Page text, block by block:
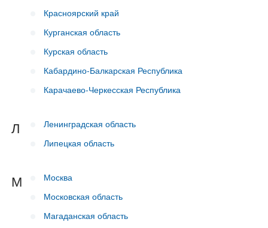
Красноярский край
Курганская область
Курская область
Кабардино-Балкарская Республика
Карачаево-Черкесская Республика
Л
Ленинградская область
Липецкая область
М
Москва
Московская область
Магаданская область